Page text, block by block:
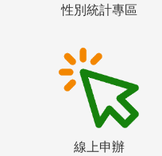
性別統計專區
線上申辦